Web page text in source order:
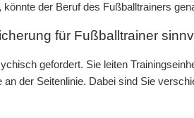
der Beruf des Fußballtrainers
für Fußballtrainer
gefordert. Sie leiten
der Seitenlinie. Dabei sind Sie